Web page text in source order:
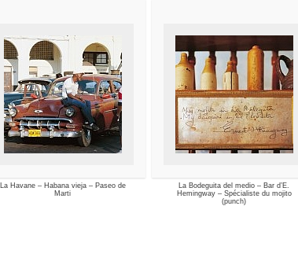
La Havane – Habana vieja – Paseo de
Marti
La Bodeguita del medio – Bar d’E.
Hemingway – Spécialiste du mojito
(punch)